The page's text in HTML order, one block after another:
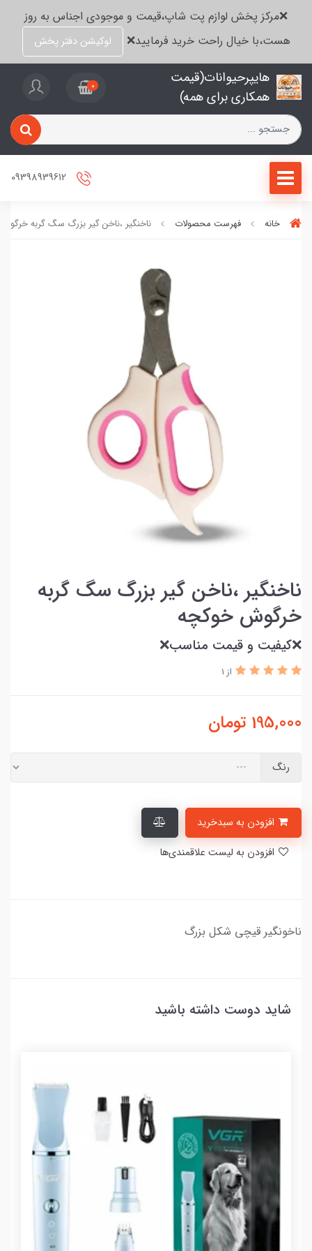
❌مرکز پخش لوازم پت شاپ،قیمت و موجودی اجناس به روز
هست،با خیال راحت خرید فرمایید❌
لوکیشن دفتر پخش
هایپرحیوانات(قیمت
همکاری برای همه)
0
خانه فهرست محصولات ناخنگیر ،ناخن گیر بزرگ سگ گربه
ناخنگیر ،ناخن گیر بزرگ سگ گربه
خرگوش خوکچه
❌کیفیت و قیمت مناسب❌
از 1
195,000 تومان
رنگ
​​​​ناخونگیر قیچی شکل بزرگ
شاید دوست داشته باشید